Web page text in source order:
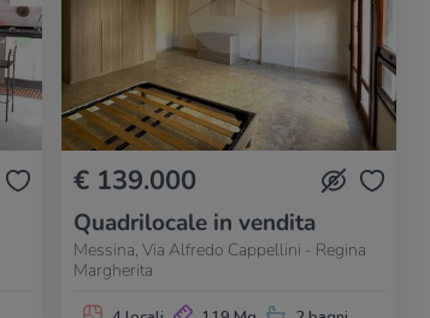
€ 139.000
Quadrilocale in vendita
Messina, Via Alfredo Cappellini - Regina
Margherita